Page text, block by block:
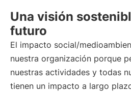
Una visión
futuro
El impacto social/
nuestra organización porque
nuestras actividades y todas
tienen un impacto a largo